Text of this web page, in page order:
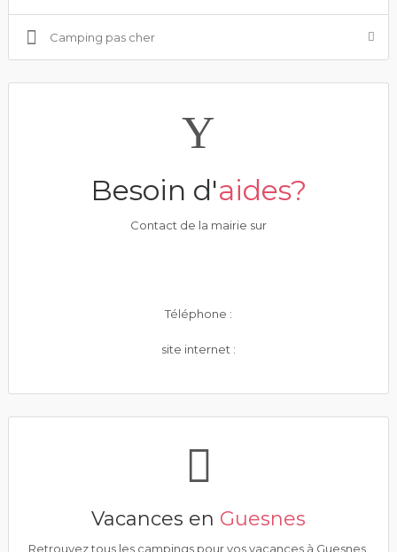
Camping pas cher
Besoin d'aides?
Contact de la mairie sur
Téléphone :
site internet :
Vacances en Guesnes
Retrouvez tous les campings pour vos vacances à Guesnes,